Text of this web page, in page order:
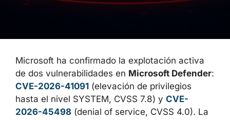
Microsoft ha confirmado la explotación activa
de dos vulnerabilidades en Microsoft
Defender:CVE-2026-41091 (elevación de
privilegios hasta el nivel SYSTEM, CVSS 7.8)
yCVE-2026-45498 (denial of service, CVSS